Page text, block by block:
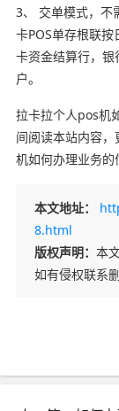
3、 交单模式，不
卡POS单存根联
卡资金结算行，
户。
拉卡拉个人pos机
间阅读本站内容
机如何办理业务的
本文地址：
8.html
版权声明： 本
如有侵权联系